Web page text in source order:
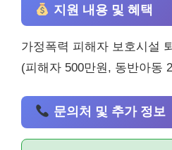
지원 내용 및 혜택
가정폭력 피해자 보호시설
(피해자 500만원, 동반아동
문의처 및 추가 정보